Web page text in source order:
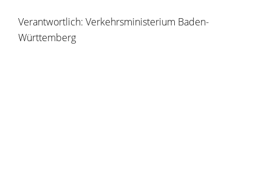
Verantwortlich: Verkehrsministerium Baden-
Württemberg